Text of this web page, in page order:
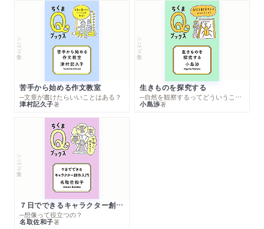
シリーズ・全集
苦手から始める作文教室
─文章が書けたらいいことはある？
津村記久子著
シリーズ・全集
生きものを探究する
─自然を観察するってどういうこと？
小島渉著
シリーズ・全集
７日でできるキャラクター創作入門
─想像って役立つの？
名取佐和子著